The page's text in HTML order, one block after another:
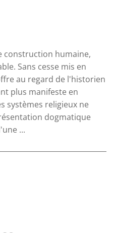
construction humaine,
Sans cesse mis en
au regard de l'historien
plus manifeste en
systèmes religieux ne
dogmatique
...